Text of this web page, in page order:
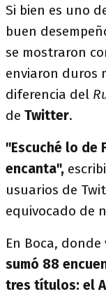
Si bien es uno
buen
se mostraron
enviaron duros
diferencia del
de Twitter.
"Escuché lo de
encanta",
usuarios de
equivocado de
En Boca,
sumó 88
tres títulos: el